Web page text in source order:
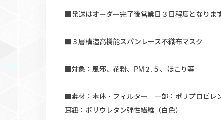
■発送はオーダー完了後営業日３日程度となりま
■３層構造高機能スパンレース不織布マスク
■対象：風邪、花粉、PM２.５、ほこり等
■素材：本体・フィルター 一部：ポリプロピレ
耳紐：ポリウレタン弾性繊維（白色）